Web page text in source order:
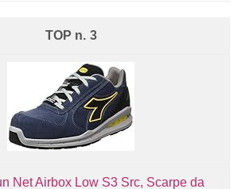
3
Net Airbox Low S3 Src, Scarpe da